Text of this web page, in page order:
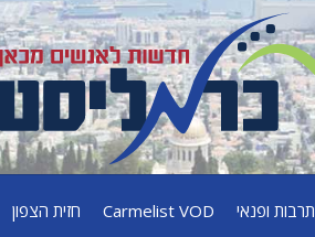
תרבות ופנאי Carmelist VOD חזית הצפון